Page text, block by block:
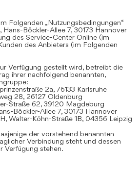
Folgenden „Nutzungsbedingungen“
Böckler-Allee 7, 30173 Hannover
des Service-Center Online (im
des Anbieters (im Folgenden
Verfügung gestellt wird, betreibt die
ihrer nachfolgend benannten,
2a, 76133 Karlsruhe
28, 26127 Oldenburg
Straße 62, 39120 Magdeburg
Böckler-Allee 7, 30173 Hannover
Walter-Köhn-Straße 1B, 04356 Leipzig
der vorstehend benannten
Verbindung steht und dessen
Verfügung stehen.